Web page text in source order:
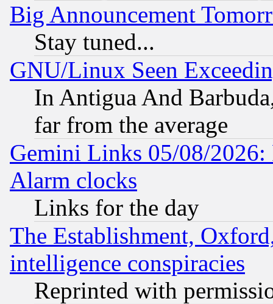
Big Announcement
Stay tuned...
GNU/Linux Seen
In Antigua And
far from the average
Gemini Links 05/08/2026:
Alarm clocks
Links for the day
The Establishment,
intelligence conspiracies
Reprinted with